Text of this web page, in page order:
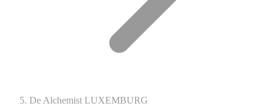
De Alchemist LUXEMBURG